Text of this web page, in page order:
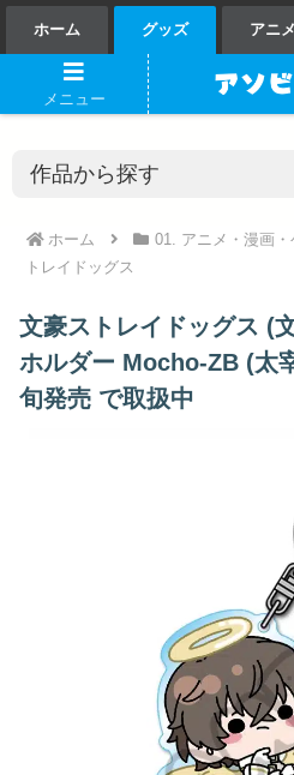
ホーム グッズ アニメ
ホーム 01. アニメ・漫画
トレイドッグス
文豪ストレイドッグス (
ホルダー Mocho-ZB (太
旬発売 で取扱中
メニュー